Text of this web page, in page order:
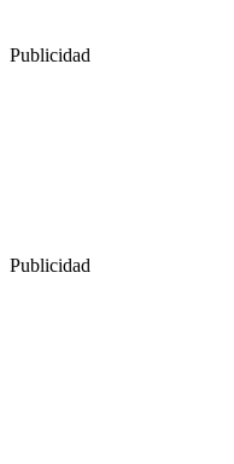
Publicidad
Publicidad